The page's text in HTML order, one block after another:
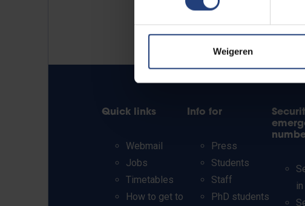
Weigeren
Quick links
Webmail
Jobs
Timetables
How to get to
Info for
Press
Students
Staff
PhD students